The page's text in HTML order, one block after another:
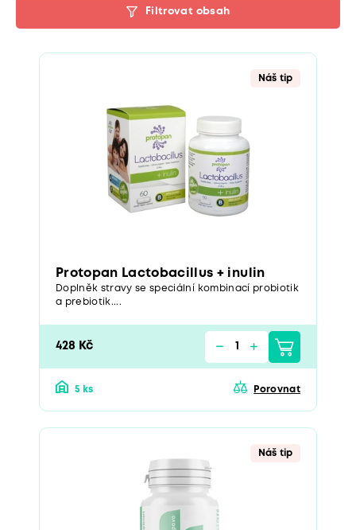
Filtrovat obsah
Náš tip
Protopan Lactobacillus + inulin
Doplněk stravy se speciální kombinací probiotik
a prebiotik....
428 Kč
5 ks Porovnat
Náš tip